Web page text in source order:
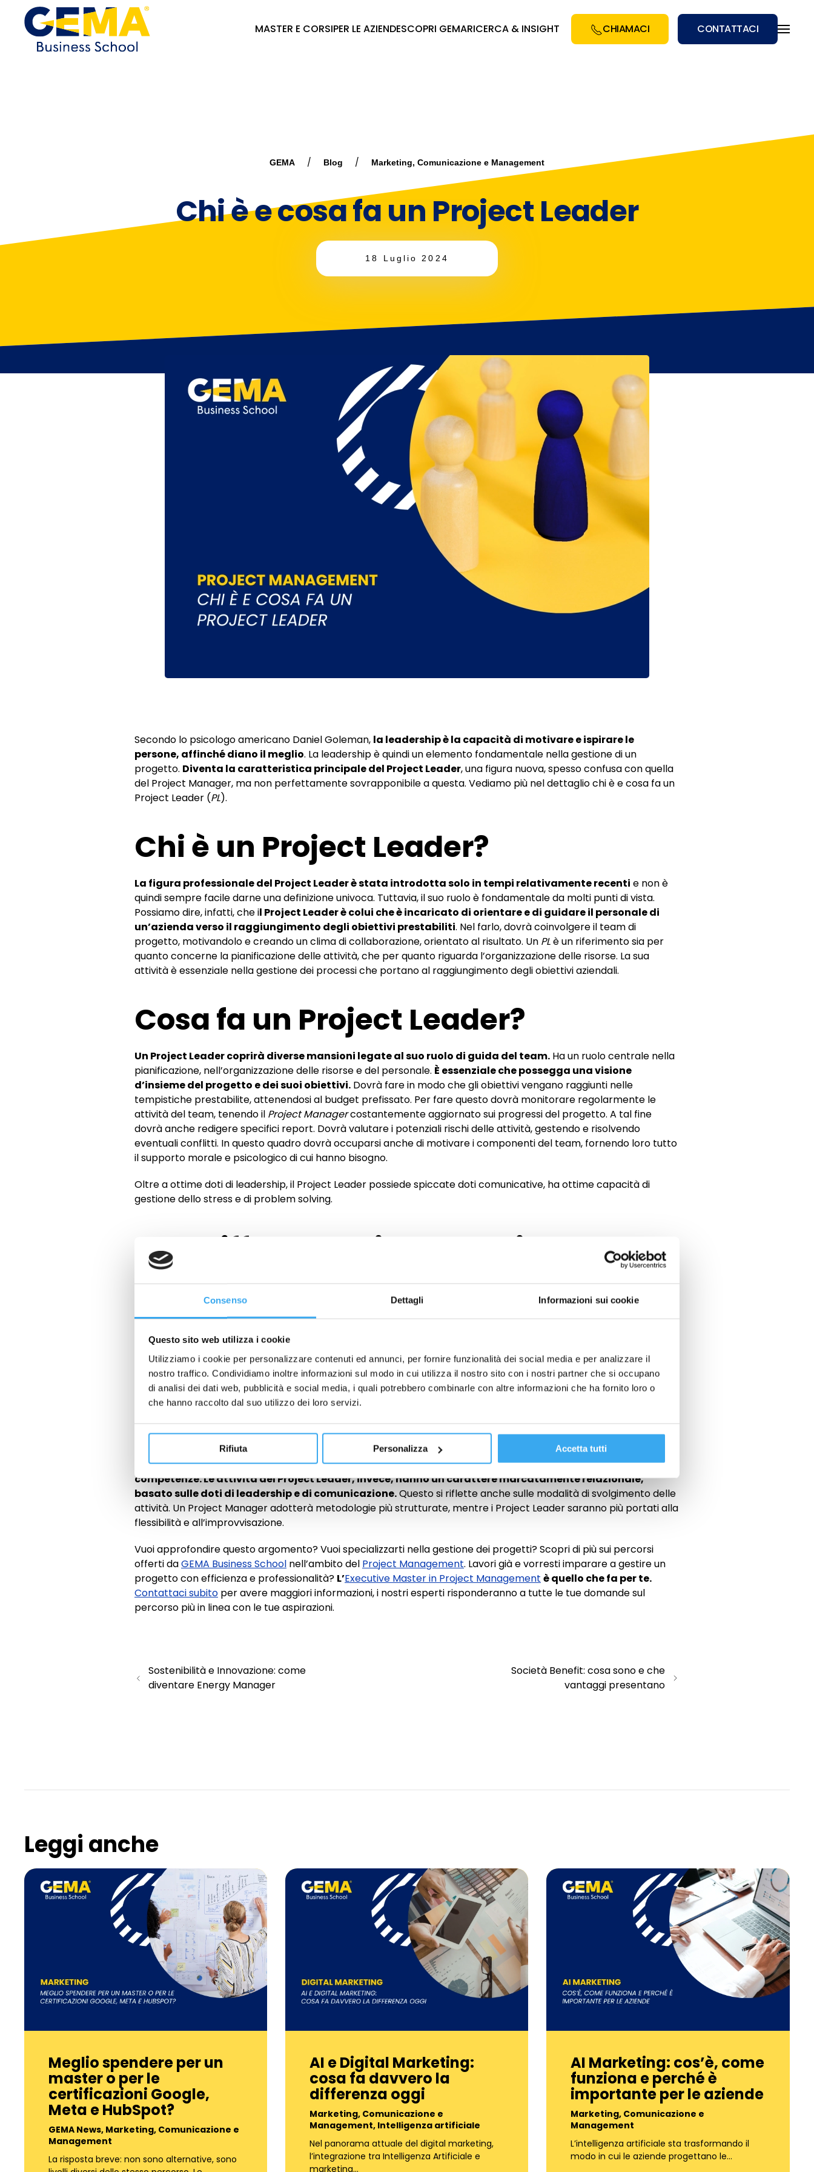
Consenso Dettagli Informazioni sui cookie
Questo sito web utilizza i cookie
Utilizziamo i cookie per personalizzare contenuti ed annunci, per fornire funzionalità dei social media e per analizzare il
nostro traffico. Condividiamo inoltre informazioni sul modo in cui utilizza il nostro sito con i nostri partner che si occupano
di analisi dei dati web, pubblicità e social media, i quali potrebbero combinarle con altre informazioni che ha fornito loro o
che hanno raccolto dal suo utilizzo dei loro servizi.
Rifiuta Personalizza Accetta tutti
MASTER E CORSIPER LE AZIENDESCOPRI GEMARICERCA & INSIGHT CHIAMACI CONTATTACI
GEMA Blog Marketing, Comunicazione e Management
Chi è e cosa fa un Project Leader
18 Luglio 2024
Secondo lo psicologo americano Daniel Goleman, la leadership è la capacità di motivare e ispirare le
persone, affinché diano il meglio. La leadership è quindi un elemento fondamentale nella gestione di un
progetto. Diventa la caratteristica principale del Project Leader, una figura nuova, spesso confusa con quella
del Project Manager, ma non perfettamente sovrapponibile a questa. Vediamo più nel dettaglio chi è e cosa fa un
Project Leader (PL).
Chi è un Project Leader?
La figura professionale del Project Leader è stata introdotta solo in tempi relativamente recenti e non è
quindi sempre facile darne una definizione univoca. Tuttavia, il suo ruolo è fondamentale da molti punti di vista.
Possiamo dire, infatti, che il Project Leader è colui che è incaricato di orientare e di guidare il personale di
un’azienda verso il raggiungimento degli obiettivi prestabiliti. Nel farlo, dovrà coinvolgere il team di
progetto, motivandolo e creando un clima di collaborazione, orientato al risultato. Un PLè un riferimento sia per
quanto concerne la pianificazione delle attività, che per quanto riguarda l’organizzazione delle risorse. La sua
attività è essenziale nella gestione dei processi che portano al raggiungimento degli obiettivi aziendali.
Cosa fa un Project Leader?
Un Project Leader coprirà diverse mansioni legate al suo ruolo di guida del team. Ha un ruolo centrale nella
pianificazione, nell’organizzazione delle risorse e del personale. È essenziale che possegga una visione
d’insieme del progetto e dei suoi obiettivi. Dovrà fare in modo che gli obiettivi vengano raggiunti nelle
tempistiche prestabilite, attenendosi al budget prefissato. Per fare questo dovrà monitorare regolarmente le
attività del team, tenendo il Project Managercostantemente aggiornato sui progressi del progetto. A tal fine
dovrà anche redigere specifici report. Dovrà valutare i potenziali rischi delle attività, gestendo e risolvendo
eventuali conflitti. In questo quadro dovrà occuparsi anche di motivare i componenti del team, fornendo loro tutto
il supporto morale e psicologico di cui hanno bisogno.
Oltre a ottime doti di leadership, il Project Leader possiede spiccate doti comunicative, ha ottime capacità di
gestione dello stress e di problem solving.
Che differenze ci sono Project Leader
e Project Manager?
Per comprendere a pieno la figura professionale del Project Leader è importante metterla a confronto con
un’altra figura, quella del
Project Manager
quella del Project Manager, le differenze tra le due sono sostanziali.
quello di garantire il raggiungimento degli obiettivi, masvolgono le loro attività in modo diverso e con
strumenti molto differenti.
Secondo quanto sostenuto da John C. Maxwell,i manager lavorano con i processi, mentre i leader lavorano
con le persone.Questa frase esplica bene la differenza tra le due professioni. Chi si occupa di management è
incaricato soprattutto di gestire i processi in termine di tempistiche, scadenze e budget, monitorando
costantemente progressi o eventuali ritardi rispetto agli obiettivi prefissati. Un Project Leader, invece, è incaricato
di gestire la comunicazione tra i membri del team, dando supporto emotivo e morale.
Generalmente,un Project Manager tende ad avere un background più tecnico dal punto di vista delle
competenze. Le attività del Project Leader, invece, hanno un carattere marcatamente relazionale,
basato sulle doti di leadership e di comunicazione.Questo si riflette anche sulle modalità di svolgimento delle
attività. Un Project Manager adotterà metodologie più strutturate, mentre i Project Leader saranno più portati alla
flessibilità e all’improvvisazione.
Vuoi approfondire questo argomento? Vuoi specializzarti nella gestione dei progetti? Scopri di più sui percorsi
offerti daGEMA Business School nell’ambito del Project Management. Lavori già e vorresti imparare a gestire un
progetto con efficienza e professionalità? L’Executive Master in Project Management è quello che fa per te.
Contattaci subito per avere maggiori informazioni, i nostri esperti risponderanno a tutte le tue domande sul
percorso più in linea con le tue aspirazioni.
Sostenibilità e Innovazione: come
diventare Energy Manager
Società Benefit: cosa sono e che
vantaggi presentano
Leggi anche
Meglio spendere per un
master o per le
certificazioni Google,
Meta e HubSpot?
GEMA News, Marketing, Comunicazione e
Management
La risposta breve: non sono alternative, sono
AI e Digital Marketing:
cosa fa davvero la
differenza oggi
Marketing, Comunicazione e
Management, Intelligenza artificiale
Nel panorama attuale del digital marketing,
l’integrazione tra Intelligenza Artificiale e
marketing…
AI Marketing: cos’è, come
funziona e perché è
importante per le aziende
Marketing, Comunicazione e
Management
L’intelligenza artificiale sta trasformando il
modo in cui le aziende progettano le…